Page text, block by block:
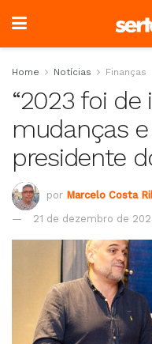
Home Notícias Finanças
“2023 foi de
mudanças e
presidente
por Marcelo Costa
21 de dezembro de